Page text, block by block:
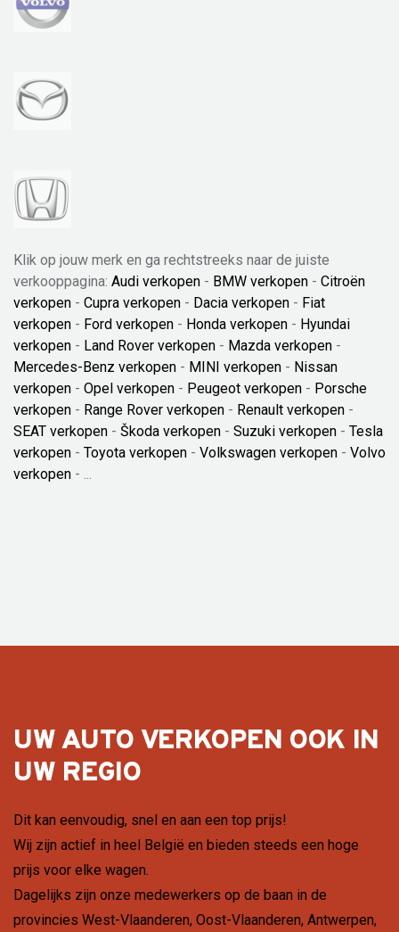
Klik op jouw merk en ga rechtstreeks naar de juiste
verkooppagina: Audi verkopen - BMW verkopen - Citroën
verkopen - Cupra verkopen - Dacia verkopen - Fiat
verkopen - Ford verkopen - Honda verkopen - Hyundai
verkopen - Land Rover verkopen - Mazda verkopen -
Mercedes-Benz verkopen - MINI verkopen - Nissan
verkopen - Opel verkopen - Peugeot verkopen - Porsche
verkopen - Range Rover verkopen - Renault verkopen -
SEAT verkopen - Škoda verkopen - Suzuki verkopen - Tesla
verkopen - Toyota verkopen - Volkswagen verkopen - Volvo
verkopen - ...
UW AUTO VERKOPEN OOK IN
UW REGIO
Dit kan eenvoudig, snel en aan een top prijs!
Wij zijn actief in heel België en bieden steeds een hoge
prijs voor elke wagen.
Dagelijks zijn onze medewerkers op de baan in de
provincies West-Vlaanderen, Oost-Vlaanderen, Antwerpen,